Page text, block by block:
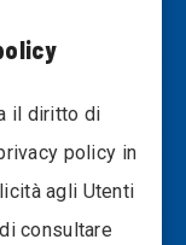
il diritto di
policy in
agli Utenti
consultare